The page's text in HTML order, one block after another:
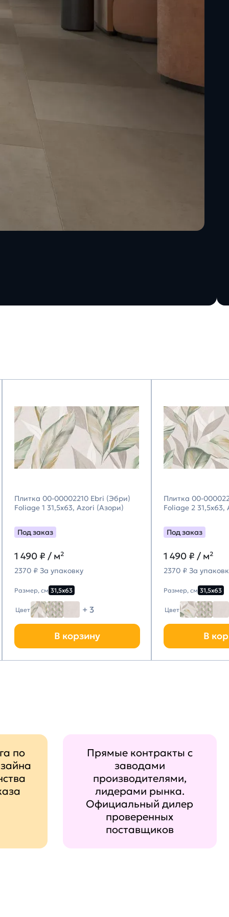
Плитка 00-00002210 Ebri (Эбри)
Foliage 1 31,5х63, Azori (Азори)
Под заказ
1 490 ₽ / м²
2370 ₽ За упаковку
Размер, см 31,5х63
Цвет + 3
В корзину
Плитка 00-
Foliage 2
Под заказ
1 490 ₽ / м²
2370 ₽ За
Размер, см 31,5х63
Цвет
В
по
Прямые контракты с
заводами
производителями,
лидерами рынка.
Официальный дилер
проверенных
поставщиков